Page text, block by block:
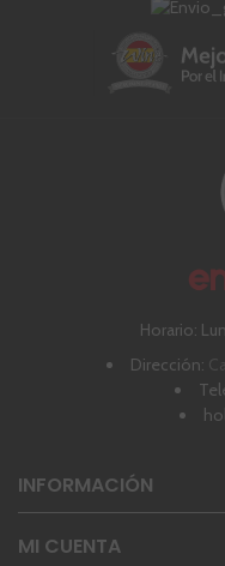
Horario:
Dirección:
INFORMACIÓN
MI CUENTA